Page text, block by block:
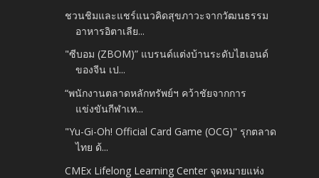
ชวนชิมและแชร์แนวคิดสุขภาวะจากวัฒนธรรม
อาหารอิตาเลีย...
"ซีบอม (ZBOM)” แบรนด์แต่งบ้านระดับไฮเอนด์
ของจีน เป...
“พนักงานตลาดหลักทรัพย์ฯ คว้าชัยจากการ
แข่งขันกีฬาเท...
"Yu-Gi-Oh! Official Card Game (OCG)" รุกตลาด
ไทย ด้...
CMEx Lifelong Learning Center จุดหมายแห่ง